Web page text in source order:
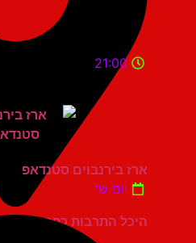
היכל התרבות כפר סבא
21:00
ארז בירנבוים סטנדאפ
יום ש'